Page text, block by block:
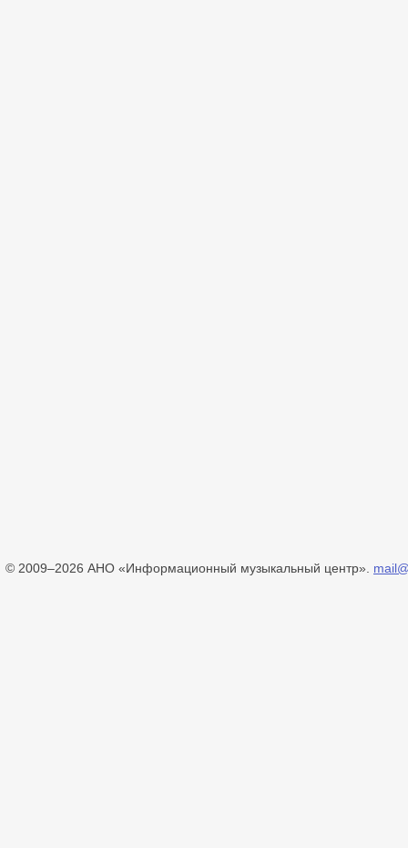
© 2009–2026 АНО «Информационный музыкальный центр».